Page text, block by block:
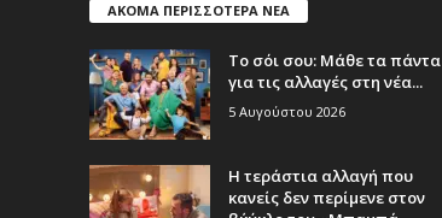
ΑΚΟΜΑ ΠΕΡΙΣΣΟΤΕΡΑ ΝΕΑ
Το σόι σου: Μάθε τα πάντα
για τις αλλαγές στη νέα...
5 Αυγούστου 2026
Η τεράστια αλλαγή που
κανείς δεν περίμενε στον